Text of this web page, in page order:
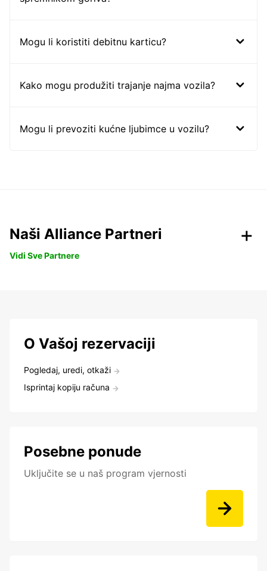
Mogu li koristiti debitnu karticu?
Kako mogu produžiti trajanje najma vozila?
Mogu li prevoziti kućne ljubimce u vozilu?
Naši Alliance Partneri
Vidi Sve Partnere
O Vašoj rezervaciji
Pogledaj, uredi, otkaži
Isprintaj kopiju računa
Posebne ponude
Uključite se u naš program vjernosti